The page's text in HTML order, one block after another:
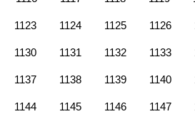
1123 1124 1125 1126
1130 1131 1132 1133
1137 1138 1139 1140
1144 1145 1146 1147